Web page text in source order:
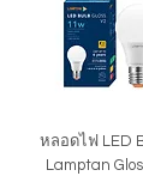
หลอดไฟ LED
Lamptan